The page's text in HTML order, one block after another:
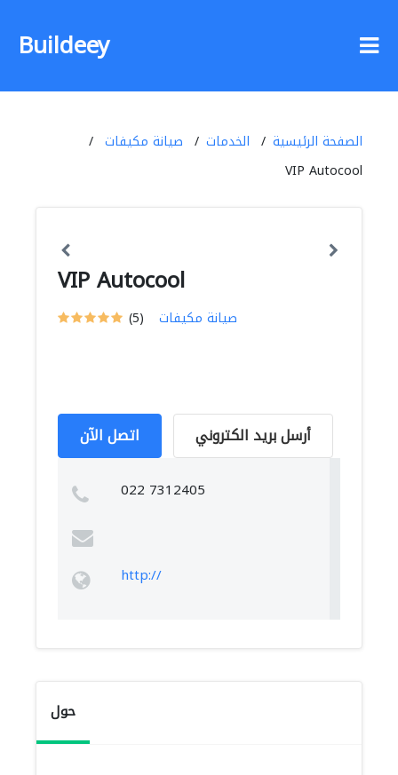
Buildeey
الصفحة الرئيسية الخدمات
صيانة مكيفات
VIP Autocool
VIP Autocool
(5) صيانة مكيفات
اتصل الآن أرسل بريد الكتروني
022 7312405
http://
حول